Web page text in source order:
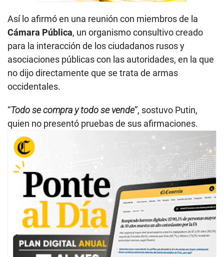
Así lo afirmó en una reunión con miembros de la
Cámara Pública, un organismo consultivo creado
para la interacción de los ciudadanos rusos y
asociaciones públicas con las autoridades, en la que
no dijo directamente que se trata de armas
occidentales.
“Todo se compra y todo se vende”, sostuvo Putin,
quien no presentó pruebas de sus afirmaciones.